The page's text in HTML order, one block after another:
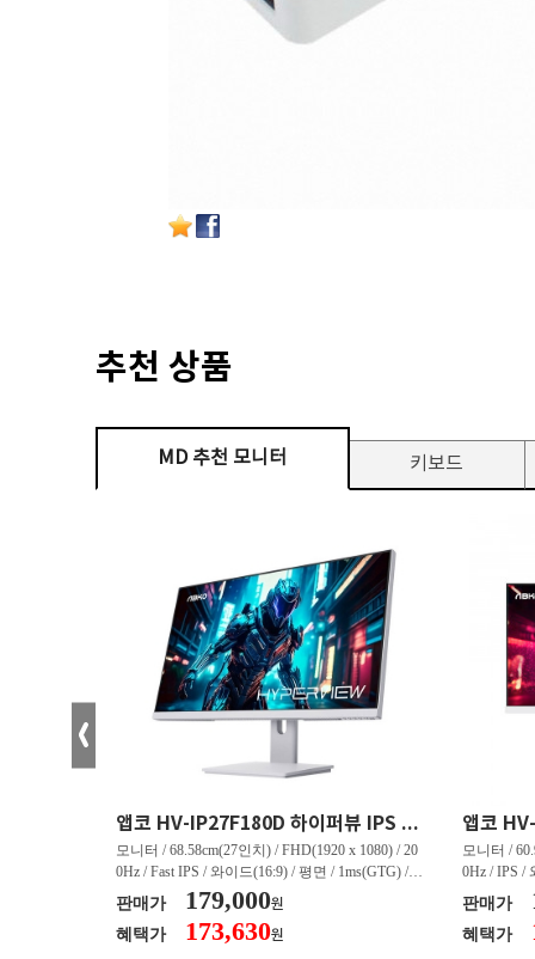
추천 상품
MD 추천 모니터 키보드
앱코 HV-IP27F180D 하이퍼뷰 IPS FHD 200 HDR 무결점
모니터 / 68.58cm(27인치) / FHD(1920 x 1080) / 20
0Hz / Fast IPS / 와이드(16:9) / 평면 / 1ms(GTG) / 3
50nit / 1,000:1 / 헤드폰 아웃 / LED 조명 / 틸트(상
하) / 6kg / [색상영역] / sRGB:128% / Adobe RGB:8
5% / DCI-P3:91% / NTSC:90% / [게임특화] / 조준
판매가 179,000원
혜택가 173,630원
모니터 /
0Hz / IPS /
50nit /
하) / 4.9kg
80% / DCI-
판매가
혜택가